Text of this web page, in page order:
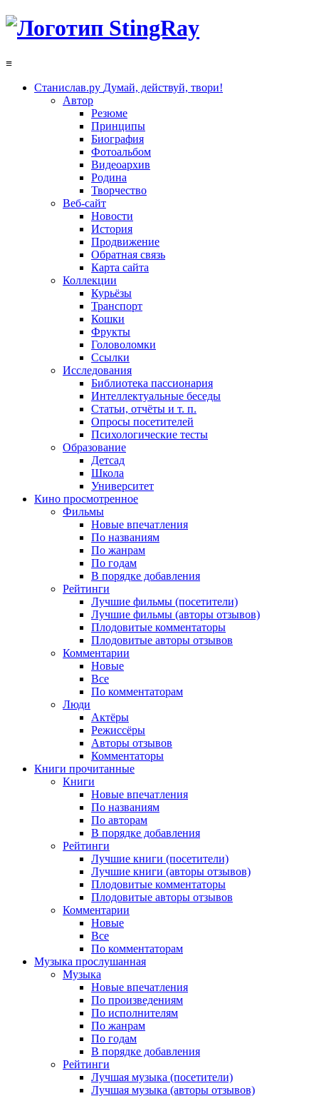
≡
Станислав.ру Думай, действуй, твори!
Автор
Резюме
Принципы
Биография
Фотоальбом
Видеоархив
Родина
Творчество
Веб-сайт
Новости
История
Продвижение
Обратная связь
Карта сайта
Коллекции
Курьёзы
Транспорт
Кошки
Фрукты
Головоломки
Ссылки
Исследования
Библиотека пассионария
Интеллектуальные беседы
Статьи, отчёты и т. п.
Опросы посетителей
Психологические тесты
Образование
Детсад
Школа
Университет
Кино просмотренное
Фильмы
Новые впечатления
По названиям
По жанрам
По годам
В порядке добавления
Рейтинги
Лучшие фильмы (посетители)
Лучшие фильмы (авторы отзывов)
Плодовитые комментаторы
Плодовитые авторы отзывов
Комментарии
Новые
Все
По комментаторам
Люди
Актёры
Режиссёры
Авторы отзывов
Комментаторы
Книги прочитанные
Книги
Новые впечатления
По названиям
По авторам
В порядке добавления
Рейтинги
Лучшие книги (посетители)
Лучшие книги (авторы отзывов)
Плодовитые комментаторы
Плодовитые авторы отзывов
Комментарии
Новые
Все
По комментаторам
Музыка прослушанная
Музыка
Новые впечатления
По произведениям
По исполнителям
По жанрам
По годам
В порядке добавления
Рейтинги
Лучшая музыка (посетители)
Лучшая музыка (авторы отзывов)